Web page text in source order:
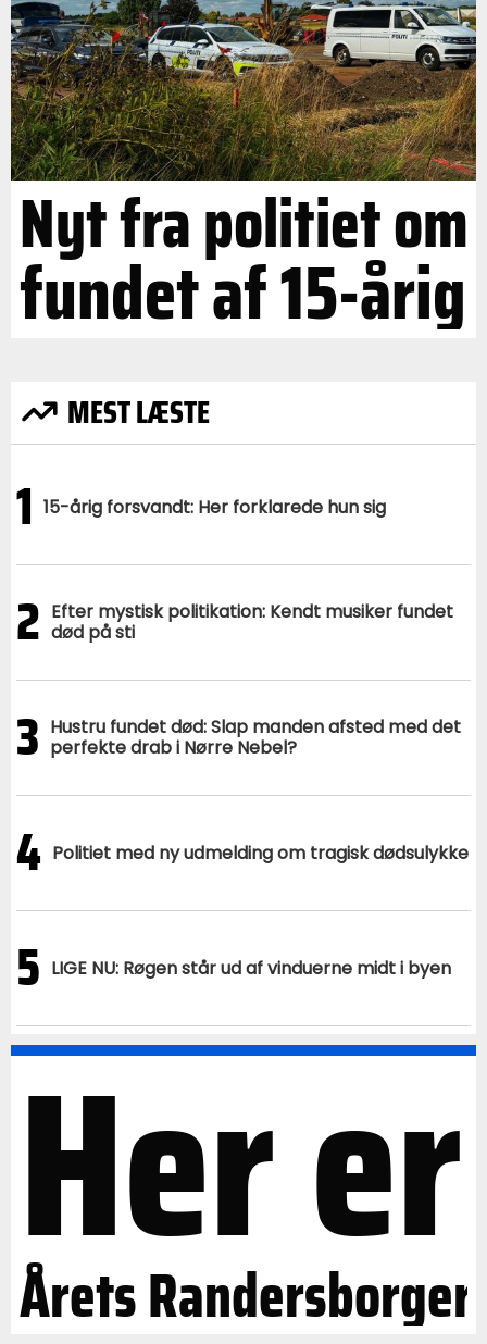
Nyt fra politiet om
fundet af 15-årig
MEST LÆSTE
1 15-årig forsvandt: Her forklarede hun sig
2 Efter mystisk politikation: Kendt musiker fundet
død på sti
3 Hustru fundet død: Slap manden afsted med det
perfekte drab i Nørre Nebel?
4 Politiet med ny udmelding om tragisk dødsulykke
5 LIGE NU: Røgen står ud af vinduerne midt i byen
Her er
Årets Randersborger